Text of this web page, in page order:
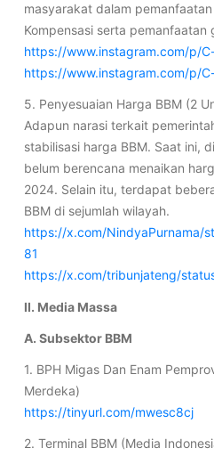
masyarakat dalam
Kompensasi serta pemanfaatan
https://www.instagram.com/p/
https://www.instagram.com/p/
5. Penyesuaian Harga BBM (2
Adapun narasi terkait
stabilisasi harga BBM. Saat ini,
belum berencana menaikan
2024. Selain itu, terdapat
BBM di sejumlah wilayah.
https://x.com/NindyaPurnama/
81
https://x.com/tribunjateng/
II. Media Massa
A. Subsektor BBM
1. BPH Migas Dan Enam
Merdeka)
https://tinyurl.com/mwesc8cj
2. Terminal BBM (Media